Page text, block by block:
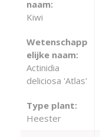
naam:
Kiwi
Wetenschapp
elijke naam:
Actinidia
deliciosa 'Atlas'
Type plant:
Heester